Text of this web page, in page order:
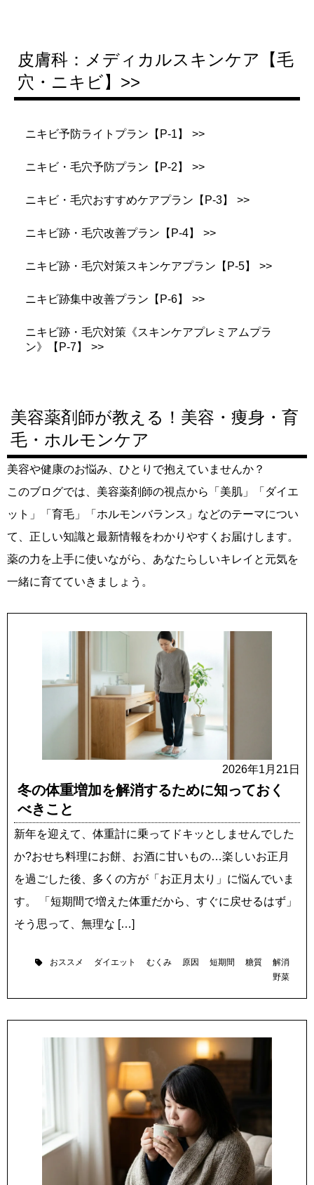
皮膚科：メディカルスキンケア【毛
穴・ニキビ】
ニキビ予防ライトプラン【P-1】
ニキビ・毛穴予防プラン【P-2】
ニキビ・毛穴おすすめケアプラン【P-3】
ニキビ跡・毛穴改善プラン【P-4】
ニキビ跡・毛穴対策スキンケアプラン【P-5】
ニキビ跡集中改善プラン【P-6】
ニキビ跡・毛穴対策《スキンケアプレミアムプラ
ン》【P-7】
美容薬剤師が教える！美容・痩身・育
毛・ホルモンケア
美容や健康のお悩み、ひとりで抱えていませんか？
このブログでは、美容薬剤師の視点から「美肌」「ダイエ
ット」「育毛」「ホルモンバランス」などのテーマについ
て、正しい知識と最新情報をわかりやすくお届けします。
薬の力を上手に使いながら、あなたらしいキレイと元気を
一緒に育てていきましょう。
2026年1月21日
冬の体重増加を解消するために知っておく
べきこと
新年を迎えて、体重計に乗ってドキッとしませんでした
か?おせち料理にお餅、お酒に甘いもの…楽しいお正月
を過ごした後、多くの方が「お正月太り」に悩んでいま
す。 「短期間で増えた体重だから、すぐに戻せるはず」
そう思って、無理な […]
おススメ ダイエット むくみ 原因 短期間 糖質
解消
野菜